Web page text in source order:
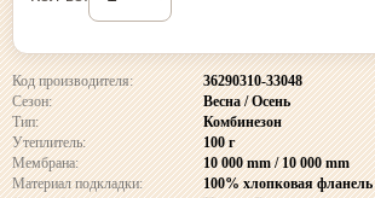
Код производителя:
36290310-33048
Сезон:
Весна / Осень
Тип:
Комбинезон
Утеплитель:
100 г
Мембрана:
10 000 mm / 10 000 mm
Материал подкладки:
100% хлопковая фланель